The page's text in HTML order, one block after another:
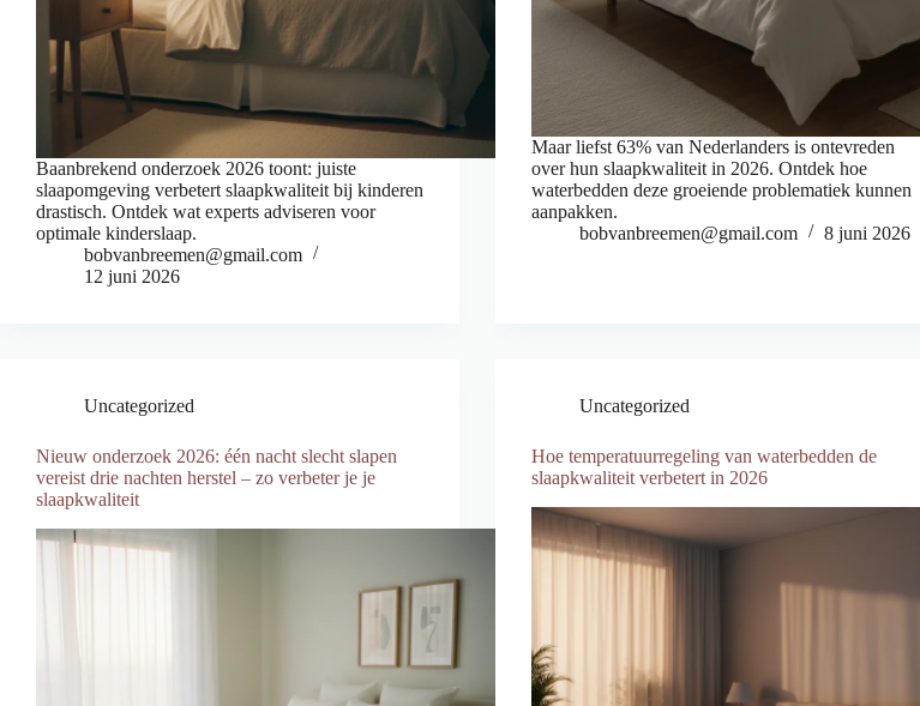
Baanbrekend onderzoek 2026 toont: juiste
slaapomgeving verbetert slaapkwaliteit bij kinderen
drastisch. Ontdek wat experts adviseren voor
optimale kinderslaap.
bobvanbreemen@gmail.com
12 juni 2026
Maar liefst 63% van Nederlanders is ontevreden
over hun slaapkwaliteit in 2026. Ontdek hoe
waterbedden deze groeiende problematiek kunnen
aanpakken.
bobvanbreemen@gmail.com
8 juni 2026
Uncategorized
Nieuw onderzoek 2026: één nacht slecht slapen
vereist drie nachten herstel – zo verbeter je je
slaapkwaliteit
Uncategorized
Hoe temperatuurregeling van waterbedden de
slaapkwaliteit verbetert in 2026